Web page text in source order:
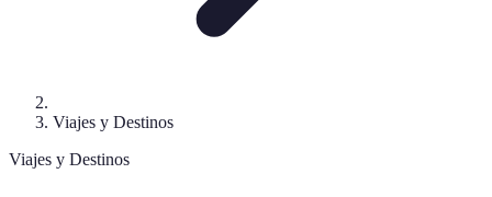
Viajes y Destinos
Viajes y Destinos